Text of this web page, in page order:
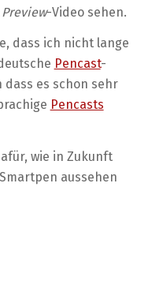
-Video sehen.
dass ich nicht lange
Pencast-
es schon sehr
Pencasts
wie in Zukunft
aussehen